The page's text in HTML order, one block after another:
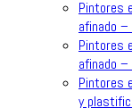
Pintores
afinado –
Pintores
afinado –
Pintores
y